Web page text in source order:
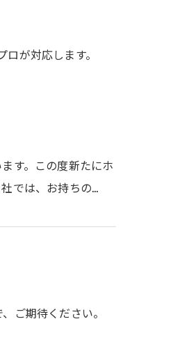
が対応します。
す。この度新たにホ
では、お持ちの…
ご期待ください。